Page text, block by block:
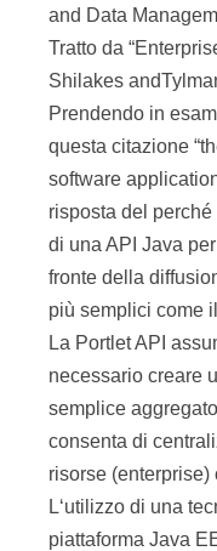
and Data
Tratto da
Shilakes
Prendendo in
questa citazione
software
risposta del
di una API Java
fronte della
più semplici come
La Portlet API
necessario creare
semplice
consenta di
risorse
L‘utilizzo di una
piattaforma Java